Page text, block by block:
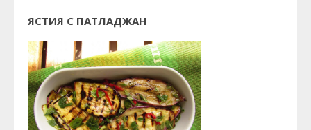
ЯСТИЯ С ПАТЛАДЖАН